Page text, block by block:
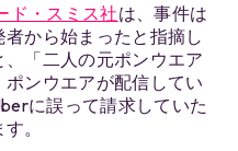
ド・スミス社は、事件は
から始まったと指摘し
「二人の元ポンウエア
ンウエアが配信してい
に誤って請求していた
。